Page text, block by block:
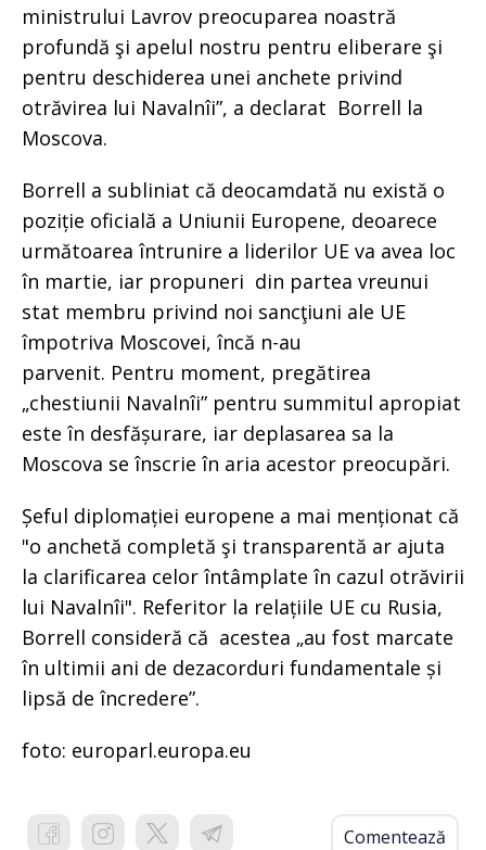
ministrului Lavrov preocuparea noastră
profundă şi apelul nostru pentru eliberare şi
pentru deschiderea unei anchete privind
otrăvirea lui Navalnîi”, a declarat Borrell la
Moscova.
Borrell a subliniat că deocamdată nu există o
poziție oficială a Uniunii Europene, deoarece
următoarea întrunire a liderilor UE va avea loc
în martie, iar propuneri din partea vreunui
stat membru privind noi sancţiuni ale UE
împotriva Moscovei, încă n-au
parvenit. Pentru moment, pregătirea
„chestiunii Navalnîi” pentru summitul apropiat
este în desfășurare, iar deplasarea sa la
Moscova se înscrie în aria acestor preocupări.
Șeful diplomației europene a mai menționat că
"o anchetă completă şi transparentă ar ajuta
la clarificarea celor întâmplate în cazul otrăvirii
lui Navalnîi". Referitor la relațiile UE cu Rusia,
Borrell consideră că acestea „au fost marcate
în ultimii ani de dezacorduri fundamentale și
lipsă de încredere”.
foto: europarl.europa.eu
Comentează